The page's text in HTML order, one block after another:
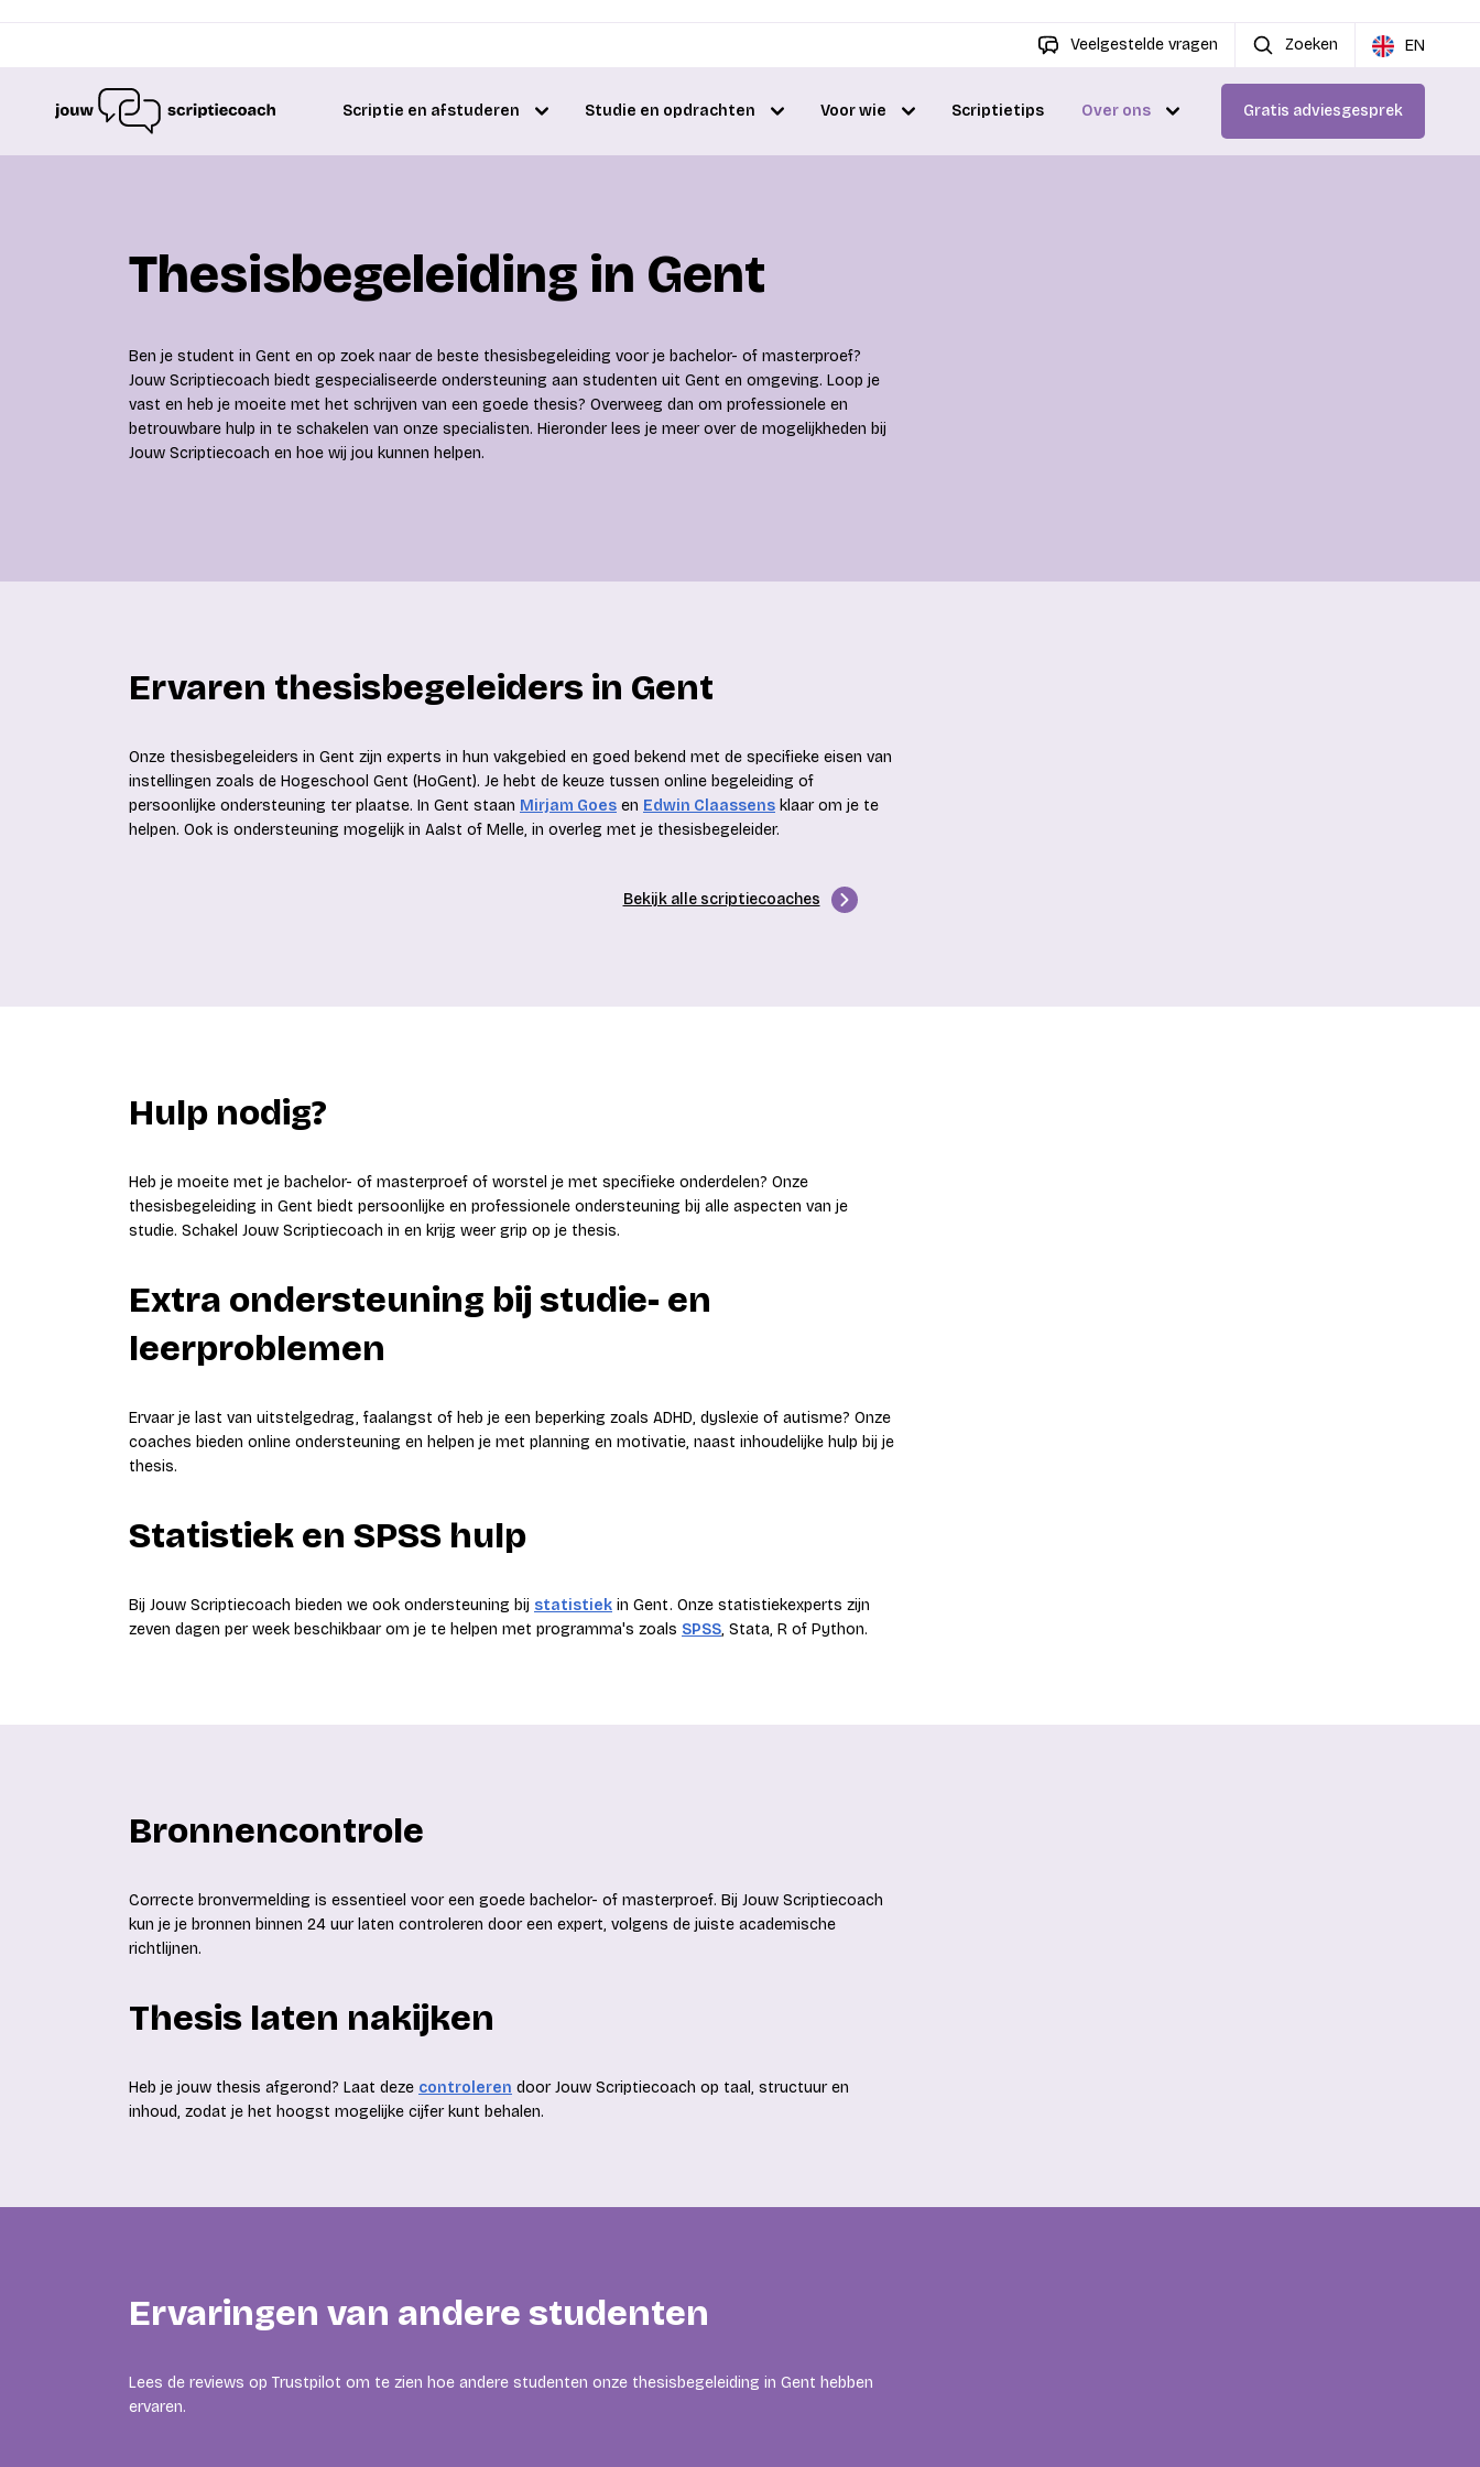
Veelgestelde vragen Zoeken EN
Scriptie en afstuderen Studie en opdrachten Voor wie Scriptietips Over ons Gratis adviesgesprek
Thesisbegeleiding in Gent
Ben je student in Gent en op zoek naar de beste thesisbegeleiding voor je bachelor- of masterproef?
Jouw Scriptiecoach biedt gespecialiseerde ondersteuning aan studenten uit Gent en omgeving. Loop je
vast en heb je moeite met het schrijven van een goede thesis? Overweeg dan om professionele en
betrouwbare hulp in te schakelen van onze specialisten. Hieronder lees je meer over de mogelijkheden bij
Jouw Scriptiecoach en hoe wij jou kunnen helpen.
Ervaren thesisbegeleiders in Gent
Onze thesisbegeleiders in Gent zijn experts in hun vakgebied en goed bekend met de specifieke eisen van
instellingen zoals de Hogeschool Gent (HoGent). Je hebt de keuze tussen online begeleiding of
persoonlijke ondersteuning ter plaatse. In Gent staan Mirjam Goes en Edwin Claassens klaar om je te
helpen. Ook is ondersteuning mogelijk in Aalst of Melle, in overleg met je thesisbegeleider.
Bekijk alle scriptiecoaches
Hulp nodig?
Heb je moeite met je bachelor- of masterproef of worstel je met specifieke onderdelen? Onze
thesisbegeleiding in Gent biedt persoonlijke en professionele ondersteuning bij alle aspecten van je
studie. Schakel Jouw Scriptiecoach in en krijg weer grip op je thesis.
Extra ondersteuning bij studie- en
leerproblemen
Ervaar je last van uitstelgedrag, faalangst of heb je een beperking zoals ADHD, dyslexie of autisme? Onze
coaches bieden online ondersteuning en helpen je met planning en motivatie, naast inhoudelijke hulp bij je
thesis.
Statistiek en SPSS hulp
Bij Jouw Scriptiecoach bieden we ook ondersteuning bij statistiek in Gent. Onze statistiekexperts zijn
zeven dagen per week beschikbaar om je te helpen met programma's zoals SPSS, Stata, R of Python.
Bronnencontrole
Correcte bronvermelding is essentieel voor een goede bachelor- of masterproef. Bij Jouw Scriptiecoach
kun je je bronnen binnen 24 uur laten controleren door een expert, volgens de juiste academische
richtlijnen.
Thesis laten nakijken
Heb je jouw thesis afgerond? Laat deze controleren door Jouw Scriptiecoach op taal, structuur en
inhoud, zodat je het hoogst mogelijke cijfer kunt behalen.
Ervaringen van andere studenten
Lees de reviews op Trustpilot om te zien hoe andere studenten onze thesisbegeleiding in Gent hebben
ervaren.